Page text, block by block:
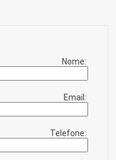
Nome:
Email:
Telefone: